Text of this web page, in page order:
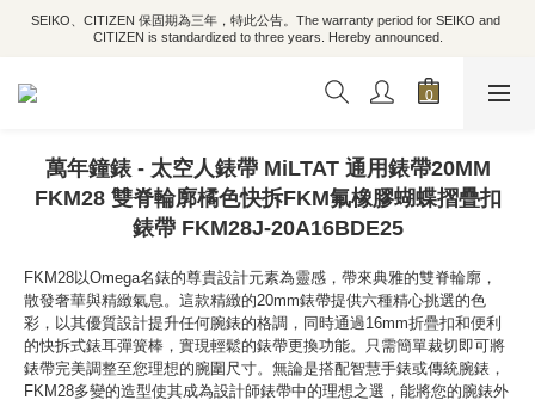
SEIKO、CITIZEN 保固期為三年，特此公告。The warranty period for SEIKO and
CITIZEN is standardized to three years. Hereby announced.
萬年鐘錶 - 太空人錶帶 MiLTAT 通用錶帶20MM
FKM28 雙脊輪廓橘色快拆FKM氟橡膠蝴蝶摺疊扣
錶帶 FKM28J-20A16BDE25
FKM28以Omega名錶的尊貴設計元素為靈感，帶來典雅的雙脊輪廓，
散發奢華與精緻氣息。這款精緻的20mm錶帶提供六種精心挑選的色
彩，以其優質設計提升任何腕錶的格調，同時通過16mm折疊扣和便利
的快拆式錶耳彈簧棒，實現輕鬆的錶帶更換功能。只需簡單裁切即可將
錶帶完美調整至您理想的腕圍尺寸。無論是搭配智慧手錶或傳統腕錶，
FKM28多變的造型使其成為設計師錶帶中的理想之選，能將您的腕錶外